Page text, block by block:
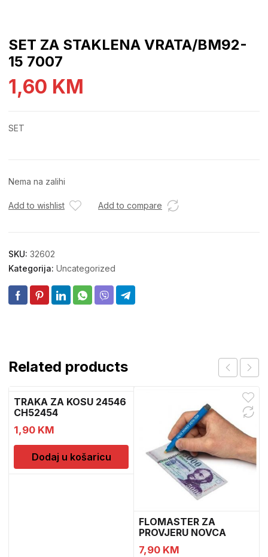
SET ZA STAKLENA VRATA/BM92-
15 7007
1,60 KM
SET
Nema na zalihi
Add to wishlist Add to compare
SKU: 32602
Kategorija: Uncategorized
Related products
TRAKA ZA KOSU 24546
CH52454
1,90 KM
Dodaj u košaricu
FLOMASTER ZA
PROVJERU NOVCA
SAFESCAN 30
7,90 KM